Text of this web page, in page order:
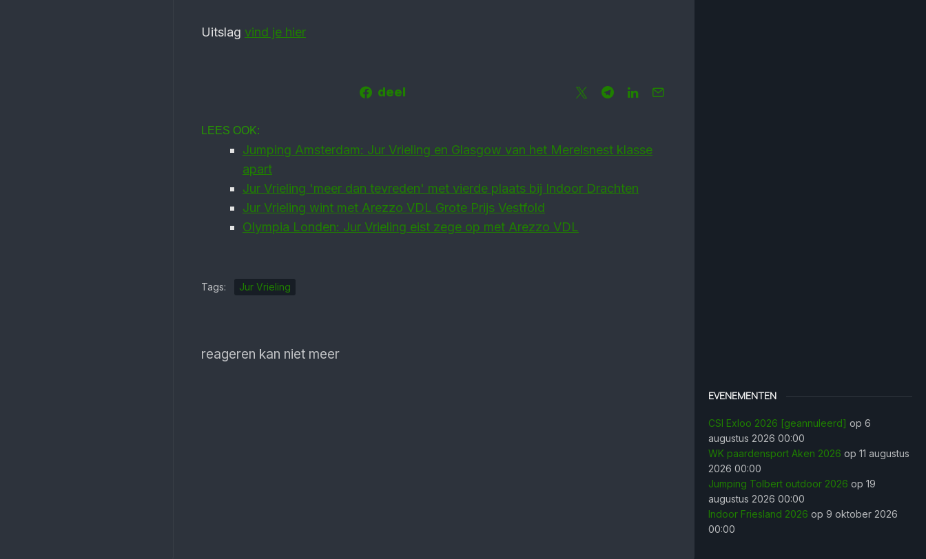
Uitslag vind je hier
deel
LEES OOK:
Jumping Amsterdam: Jur Vrieling en Glasgow van het Merelsnest klasse
apart
Jur Vrieling 'meer dan tevreden' met vierde plaats bij Indoor Drachten
Jur Vrieling wint met Arezzo VDL Grote Prijs Vestfold
Olympia Londen: Jur Vrieling eist zege op met Arezzo VDL
Tags: Jur Vrieling
reageren kan niet meer
EVENEMENTEN
CSI Exloo 2026 [geannuleerd] op 6
augustus 2026 00:00
WK paardensport Aken 2026 op 11 augustus
2026 00:00
Jumping Tolbert outdoor 2026 op 19
augustus 2026 00:00
Indoor Friesland 2026 op 9 oktober 2026
00:00